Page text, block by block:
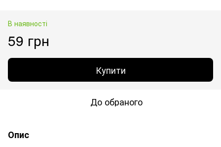
В наявності
59 грн
Купити
До обраного
Опис